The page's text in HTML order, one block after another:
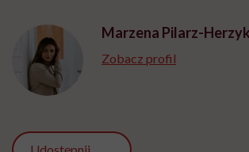
Marzena Pilarz-Herzyk
Zobacz profil